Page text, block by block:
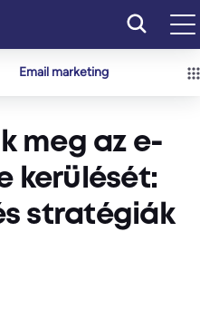
Email marketing
meg az e-
kerülését:
stratégiák